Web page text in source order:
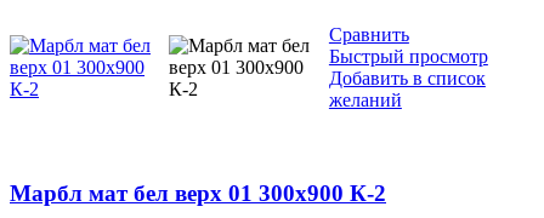
Сравнить
Быстрый просмотр
Добавить в список
желаний
Марбл мат бел верх 01 300х900 К-2